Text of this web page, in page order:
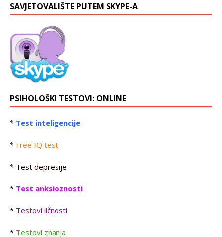
SAVJETOVALIŠTE PUTEM SKYPE-A
PSIHOLOŠKI TESTOVI: ONLINE
* Test inteligencije
* Free IQ test
* Test depresije
* Test anksioznosti
* Testovi ličnosti
* Testovi znanja